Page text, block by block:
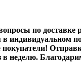
по доставке
индивидуальном
в неделю.